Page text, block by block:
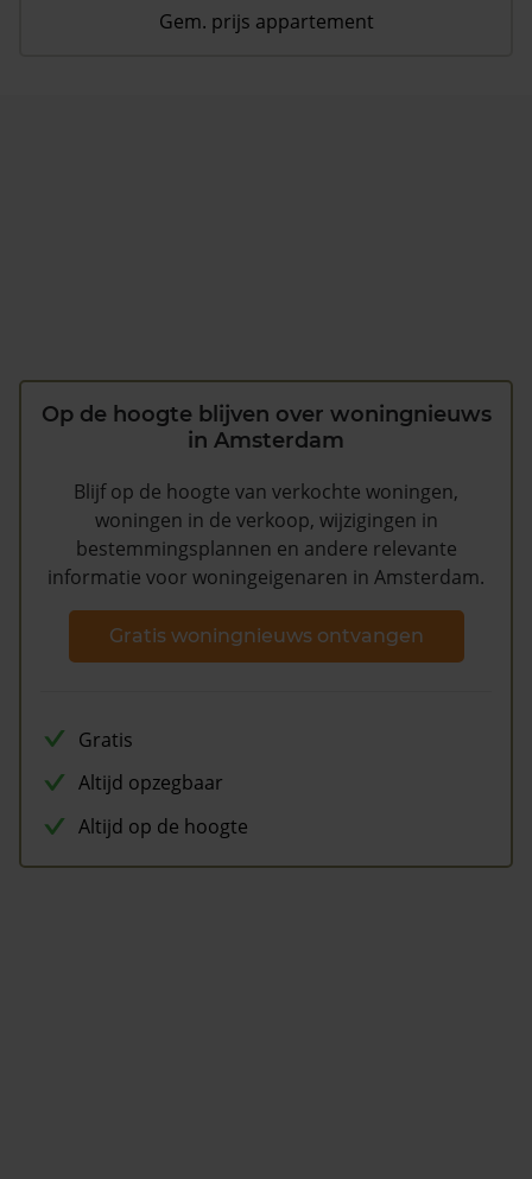
Gem. prijs appartement
Op de hoogte blijven over woningnieuws
in Amsterdam
Blijf op de hoogte van verkochte woningen,
woningen in de verkoop, wijzigingen in
bestemmingsplannen en andere relevante
informatie voor woningeigenaren in Amsterdam.
Gratis woningnieuws ontvangen
Gratis
Altijd opzegbaar
Altijd op de hoogte